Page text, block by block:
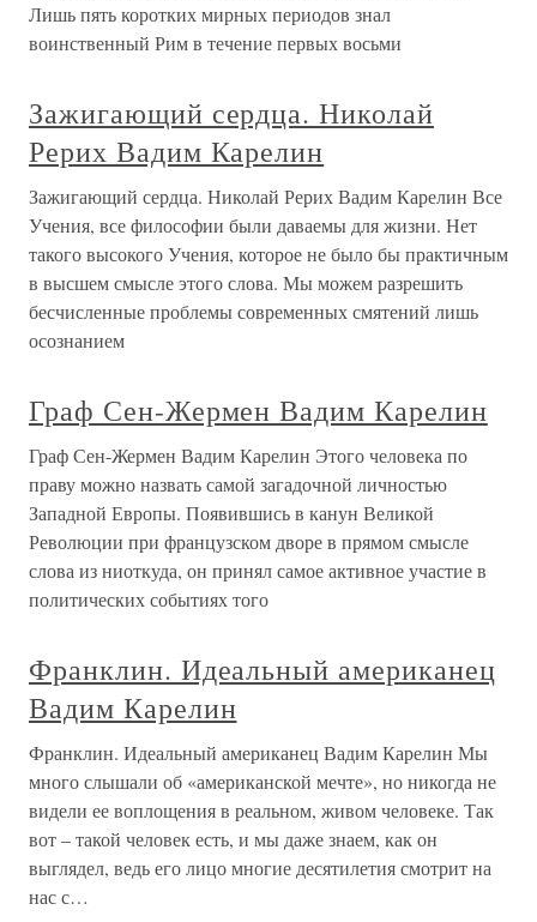
Лишь пять коротких мирных периодов знал
воинственный Рим в течение первых восьми
Зажигающий сердца. Николай
Рерих Вадим Карелин
Зажигающий сердца. Николай Рерих Вадим Карелин Все
Учения, все философии были даваемы для жизни. Нет
такого высокого Учения, которое не было бы практичным
в высшем смысле этого слова. Мы можем разрешить
бесчисленные проблемы современных смятений лишь
осознанием
Граф Сен-Жермен Вадим Карелин
Граф Сен-Жермен Вадим Карелин Этого человека по
праву можно назвать самой загадочной личностью
Западной Европы. Появившись в канун Великой
Революции при французском дворе в прямом смысле
слова из ниоткуда, он принял самое активное участие в
политических событиях того
Франклин. Идеальный американец
Вадим Карелин
Франклин. Идеальный американец Вадим Карелин Мы
много слышали об «американской мечте», но никогда не
видели ее воплощения в реальном, живом человеке. Так
вот – такой человек есть, и мы даже знаем, как он
выглядел, ведь его лицо многие десятилетия смотрит на
нас с…